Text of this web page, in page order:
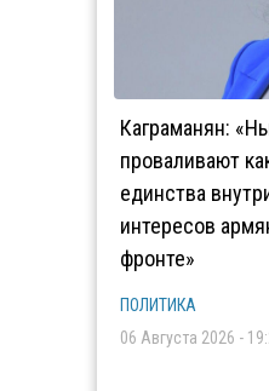
Каграманян:
проваливают
единства
интересов
фронте»
ПОЛИТИКА
06 Августа 2026 -